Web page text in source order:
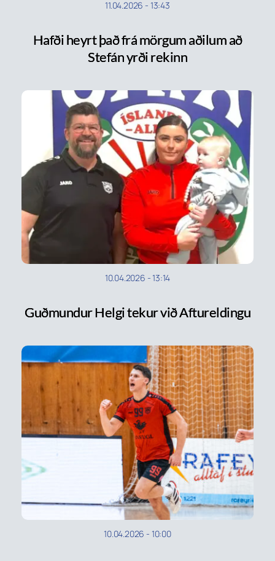
11.04.2026 - 13:43
Hafði heyrt það frá mörgum aðilum að
Stefán yrði rekinn
10.04.2026 -13:14
Guðmundur Helgi tekur við Aftureldingu
10.04.2026 - 10:00